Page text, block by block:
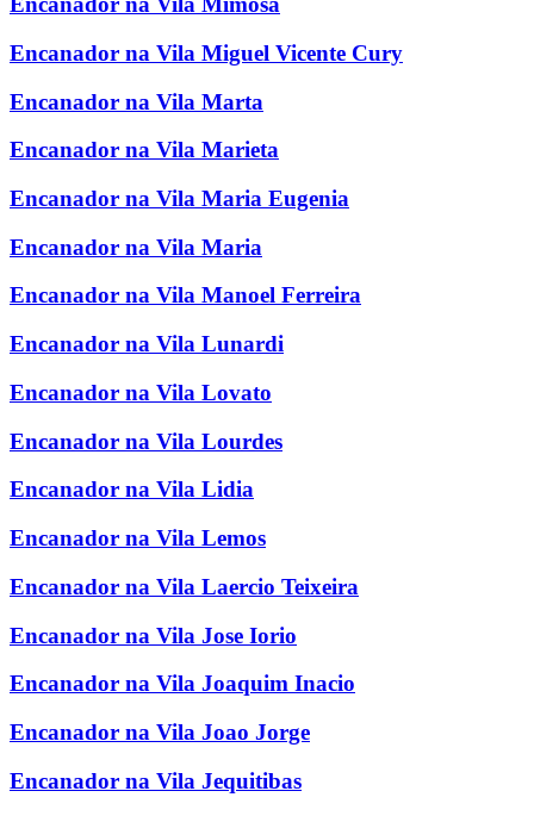
Encanador na Vila Miguel Vicente Cury
Encanador na Vila Marta
Encanador na Vila Marieta
Encanador na Vila Maria Eugenia
Encanador na Vila Maria
Encanador na Vila Manoel Ferreira
Encanador na Vila Lunardi
Encanador na Vila Lovato
Encanador na Vila Lourdes
Encanador na Vila Lidia
Encanador na Vila Lemos
Encanador na Vila Laercio Teixeira
Encanador na Vila Jose Iorio
Encanador na Vila Joaquim Inacio
Encanador na Vila Joao Jorge
Encanador na Vila Jequitibas